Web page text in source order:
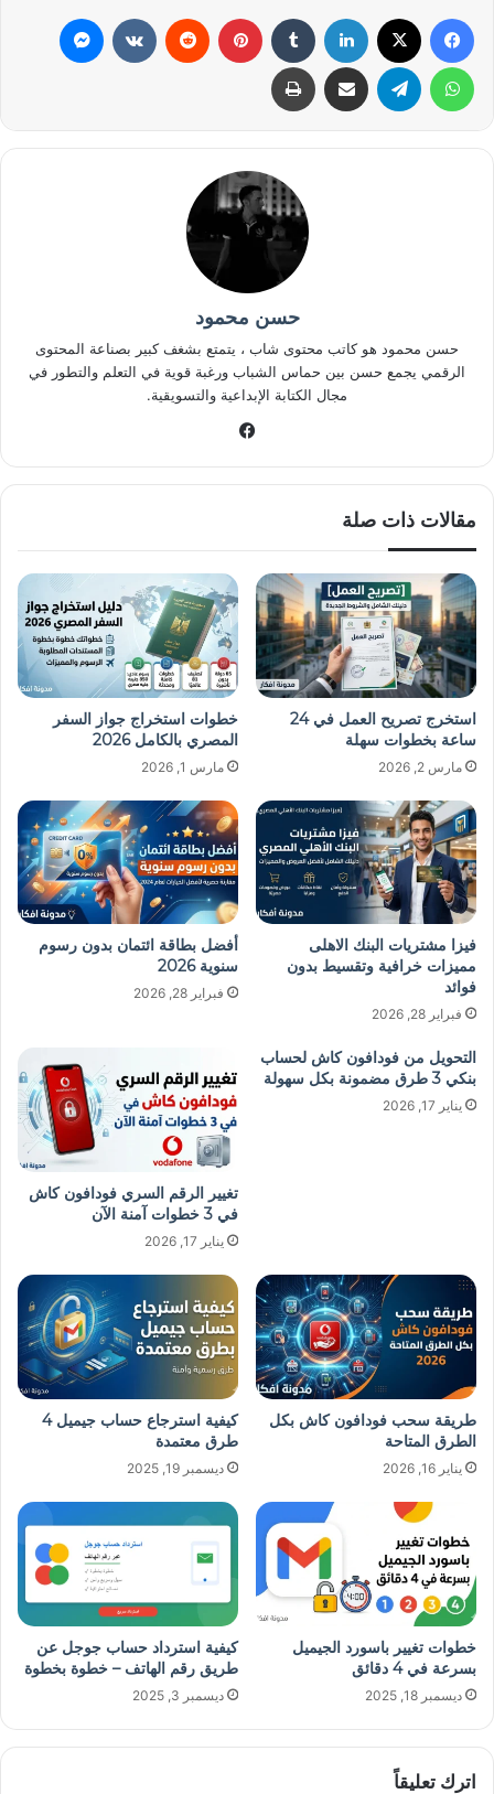
فيسبوك لينكدإن بينتيريست
واتساب تيلقرام مشاركة عبر البريد طباعة
حسن محمود
حسن محمود هو كاتب محتوى شاب ، يتمتع بشغف كبير بصناعة المحتوى
الرقمي يجمع حسن بين حماس الشباب ورغبة قوية في التعلم والتطور في
مجال الكتابة الإبداعية والتسويقية.
مقالات ذات صلة
استخرج تصريح العمل في 24
ساعة بخطوات سهلة
مارس 2, 2026
خطوات استخراج جواز السفر
المصري بالكامل 2026
مارس 1, 2026
فيزا مشتريات البنك الاهلى
مميزات خرافية وتقسيط بدون
فوائد
فبراير 28, 2026
أفضل بطاقة ائتمان بدون رسوم
سنوية 2026
فبراير 28, 2026
التحويل من فودافون كاش لحساب
بنكي 3 طرق مضمونة بكل سهولة
يناير 17, 2026
تغيير الرقم السري فودافون كاش
في 3 خطوات آمنة الآن
يناير 17, 2026
طريقة سحب فودافون كاش بكل
الطرق المتاحة
يناير 16, 2026
كيفية استرجاع حساب جيميل 4
طرق معتمدة
ديسمبر 19, 2025
خطوات تغيير باسورد الجيميل
بسرعة في 4 دقائق
ديسمبر 18, 2025
كيفية استرداد حساب جوجل عن
طريق رقم الهاتف – خطوة بخطوة
ديسمبر 3, 2025
اترك تعليقاً